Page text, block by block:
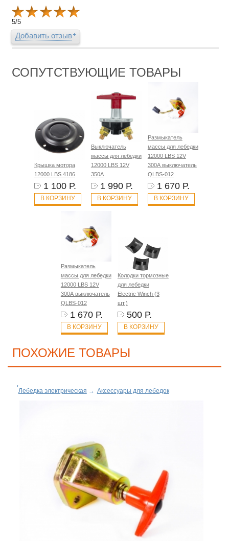
5/5
Добавить отзыв
СОПУТСТВУЮЩИЕ ТОВАРЫ
Крышка мотора
12000 LBS 4186
1 100 Р.
В КОРЗИНУ
Выключатель
массы для лебедки
12000 LBS 12V
350А
1 990 Р.
В КОРЗИНУ
Размыкатель
массы для лебедки
12000 LBS 12V
300А выключатель
QLBS-012
1 670 Р.
В КОРЗИНУ
Размыкатель
массы для лебедки
12000 LBS 12V
300А выключатель
QLBS-012
1 670 Р.
В КОРЗИНУ
Колодки тормозные
для лебедки
Electric Winch (3
шт.)
500 Р.
В КОРЗИНУ
ПОХОЖИЕ ТОВАРЫ
Лебедка электрическая → Аксессуары для лебедок